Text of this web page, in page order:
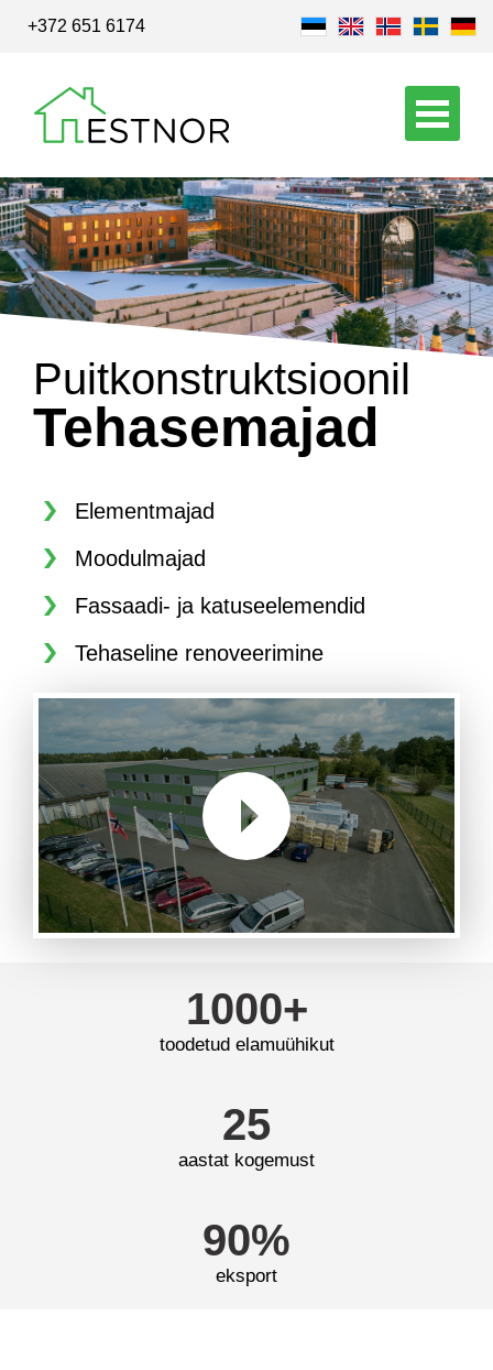
+372 651 6174
Puitkonstruktsioonil
Tehasemajad
Elementmajad
Moodulmajad
Fassaadi- ja katuseelemendid
Tehaseline renoveerimine
1000+
toodetud elamuühikut
25
aastat kogemust
90%
eksport